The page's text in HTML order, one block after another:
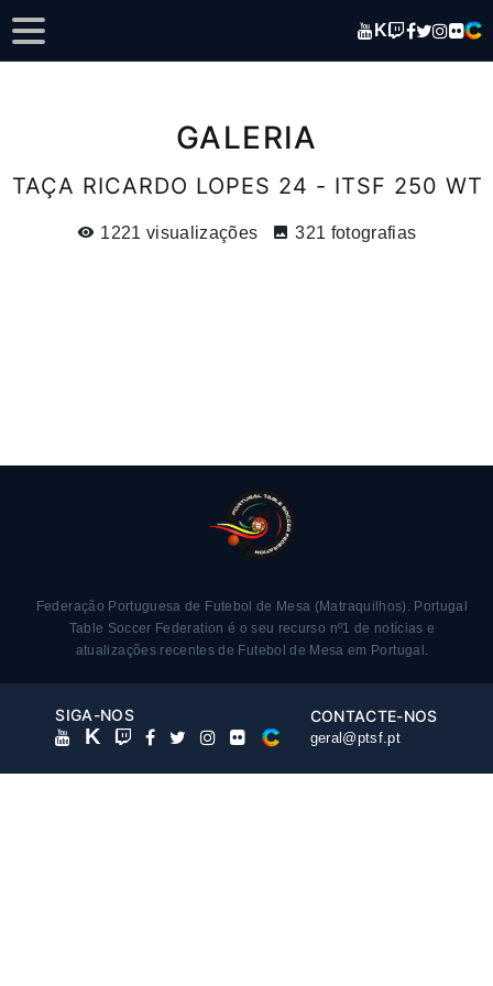
K
GALERIA
TAÇA RICARDO LOPES 24 - ITSF 250 WT
1221 visualizações 321 fotografias
Federação Portuguesa de Futebol de Mesa (Matraquilhos). Portugal
Table Soccer Federation é o seu recurso nº1 de notícias e
atualizações recentes de Futebol de Mesa em Portugal.
SIGA-NOS
K
CONTACTE-NOS
geral@ptsf.pt